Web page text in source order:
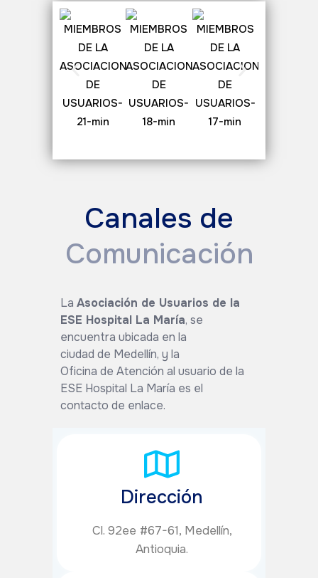
Canales de
Comunicación
La Asociación de Usuarios de la
ESE Hospital La María, se
encuentra ubicada en la
ciudad de Medellín, y la
Oficina de Atención al usuario de la
ESE Hospital La María es el
contacto de enlace.
Dirección
Cl. 92ee #67-61, Medellín,
Antioquia.